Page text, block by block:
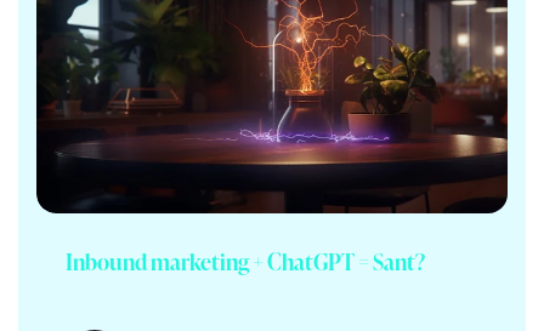
Inbound marketing + ChatGPT = Sant?